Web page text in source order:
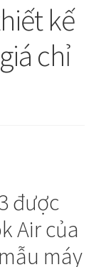
kế
chỉ
được
Air của
máy